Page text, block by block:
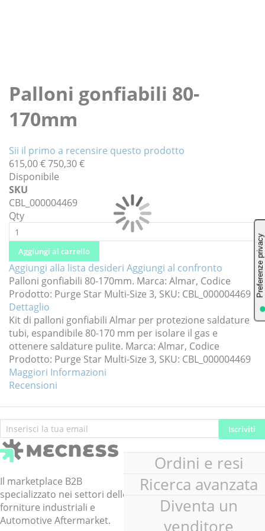
all'inizio
della
galleria
di
Palloni gonfiabili 80-
170mm
Sii il primo a recensire questo prodotto
615,00 €750,30 €
Disponibile
SKU
CBL_000004469
Qty
Aggiungi al carrello
Aggiungi alla lista desideri Aggiungi al confronto
Palloni gonfiabili 80-170mm. Marca: Almar, Codice
Prodotto: Purge Star Multi-Size 3, SKU: CBL_000004469
Dettaglio
Kit di palloni gonfiabili Almar per protezione saldature
tubi, espandibile 80-170 mm per isolare il gas e
ottenere saldature pulite. Marca: Almar, Codice
Prodotto: Purge Star Multi-Size 3, SKU: CBL_000004469
Maggiori Informazioni
Recensioni
Iscriviti
alla
nostra
Newsletter:
Iscriviti
Il marketplace B2B
specializzato nei settori delle
forniture industriali e
Automotive Aftermarket.
Ordini e resi
Ricerca avanzata
Diventa un
venditore